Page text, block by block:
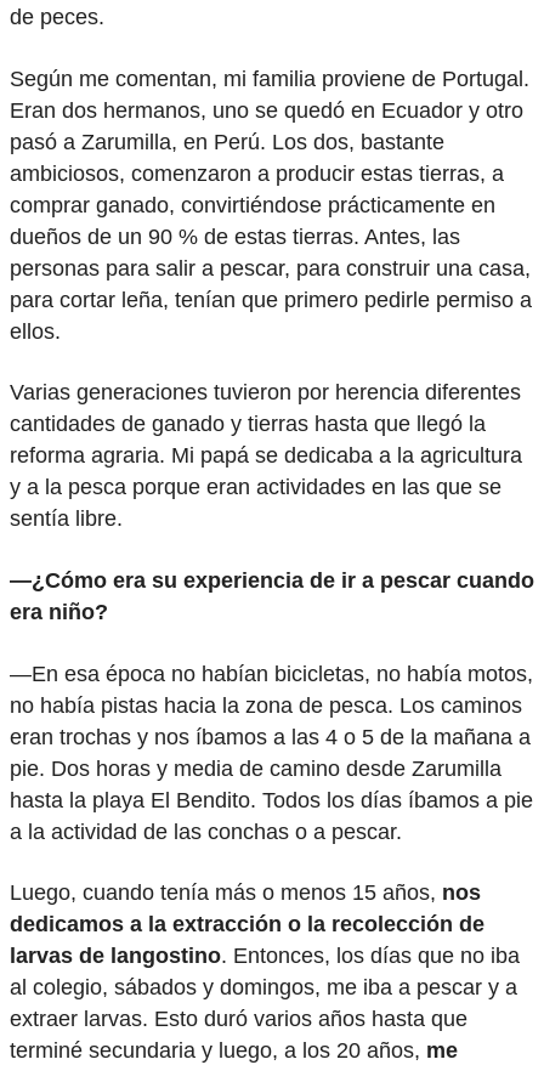
de peces.
Según me comentan, mi familia proviene de Portugal.
Eran dos hermanos, uno se quedó en Ecuador y otro
pasó a Zarumilla, en Perú. Los dos, bastante
ambiciosos, comenzaron a producir estas tierras, a
comprar ganado, convirtiéndose prácticamente en
dueños de un 90 % de estas tierras. Antes, las
personas para salir a pescar, para construir una casa,
para cortar leña, tenían que primero pedirle permiso a
ellos.
Varias generaciones tuvieron por herencia diferentes
cantidades de ganado y tierras hasta que llegó la
reforma agraria. Mi papá se dedicaba a la agricultura
y a la pesca porque eran actividades en las que se
sentía libre.
—¿Cómo era su experiencia de ir a pescar cuando
era niño?
—En esa época no habían bicicletas, no había motos,
no había pistas hacia la zona de pesca. Los caminos
eran trochas y nos íbamos a las 4 o 5 de la mañana a
pie. Dos horas y media de camino desde Zarumilla
hasta la playa El Bendito. Todos los días íbamos a pie
a la actividad de las conchas o a pescar.
Luego, cuando tenía más o menos 15 años, nos
dedicamos a la extracción o la recolección de
larvas de langostino. Entonces, los días que no iba
al colegio, sábados y domingos, me iba a pescar y a
extraer larvas. Esto duró varios años hasta que
terminé secundaria y luego, a los 20 años, me